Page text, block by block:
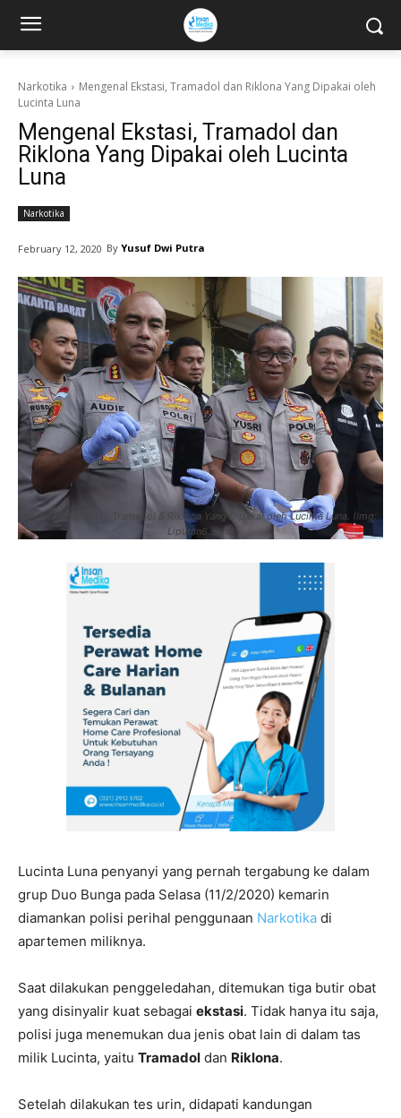
Narkotika
Mengenal Ekstasi, Tramadol dan Riklona Yang Dipakai oleh
Lucinta Luna
Mengenal Ekstasi, Tramadol dan
Riklona Yang Dipakai oleh Lucinta
Luna
Narkotika
February 12, 2020 By Yusuf Dwi Putra
Mengenal Ekstasi, Tramadol & Riklona Yang Dipakai oleh Lucinta Luna. (Img:
Liputan6.com)
Lucinta Luna penyanyi yang pernah tergabung ke dalam
grup Duo Bunga pada Selasa (11/2/2020) kemarin
diamankan polisi perihal penggunaan Narkotika di
apartemen miliknya.
Saat dilakukan penggeledahan, ditemukan tiga butir obat
yang disinyalir kuat sebagai ekstasi. Tidak hanya itu saja,
polisi juga menemukan dua jenis obat lain di dalam tas
milik Lucinta, yaitu Tramadol dan Riklona.
Setelah dilakukan tes urin, didapati kandungan